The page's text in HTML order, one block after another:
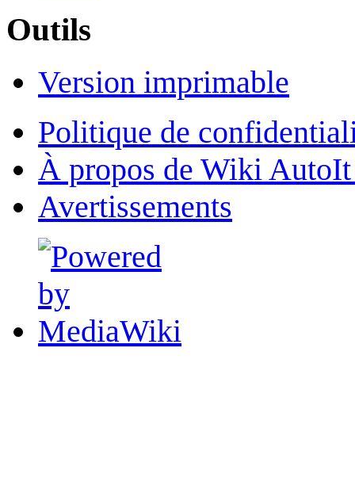
Outils
Version imprimable
Politique de
À propos de Wiki
Avertissements